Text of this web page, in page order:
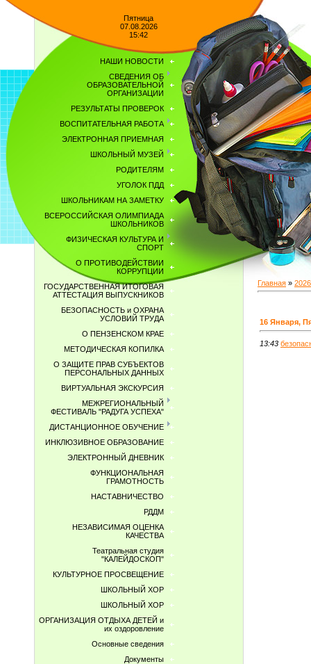
Пятница
07.08.2026
15:42
НАШИ НОВОСТИ
СВЕДЕНИЯ ОБ
ОБРАЗОВАТЕЛЬНОЙ
ОРГАНИЗАЦИИ
РЕЗУЛЬТАТЫ ПРОВЕРОК
ВОСПИТАТЕЛЬНАЯ РАБОТА
ЭЛЕКТРОННАЯ ПРИЕМНАЯ
ШКОЛЬНЫЙ МУЗЕЙ
РОДИТЕЛЯМ
УГОЛОК ПДД
ШКОЛЬНИКАМ НА ЗАМЕТКУ
ВСЕРОССИЙСКАЯ ОЛИМПИАДА
ШКОЛЬНИКОВ
ФИЗИЧЕСКАЯ КУЛЬТУРА И
СПОРТ
О ПРОТИВОДЕЙСТВИИ
КОРРУПЦИИ
ГОСУДАРСТВЕННАЯ ИТОГОВАЯ
АТТЕСТАЦИЯ ВЫПУСКНИКОВ
БЕЗОПАСНОСТЬ и ОХРАНА
УСЛОВИЙ ТРУДА
О ПЕНЗЕНСКОМ КРАЕ
МЕТОДИЧЕСКАЯ КОПИЛКА
О ЗАЩИТЕ ПРАВ СУБЪЕКТОВ
ПЕРСОНАЛЬНЫХ ДАННЫХ
ВИРТУАЛЬНАЯ ЭКСКУРСИЯ
МЕЖРЕГИОНАЛЬНЫЙ
ФЕСТИВАЛЬ "РАДУГА УСПЕХА"
ДИСТАНЦИОННОЕ ОБУЧЕНИЕ
ИНКЛЮЗИВНОЕ ОБРАЗОВАНИЕ
ЭЛЕКТРОННЫЙ ДНЕВНИК
ФУНКЦИОНАЛЬНАЯ
ГРАМОТНОСТЬ
НАСТАВНИЧЕСТВО
РДДМ
НЕЗАВИСИМАЯ ОЦЕНКА
КАЧЕСТВА
Театральная студия
"КАЛЕЙДОСКОП"
КУЛЬТУРНОЕ ПРОСВЕЩЕНИЕ
ШКОЛЬНЫЙ ХОР
ШКОЛЬНЫЙ ХОР
ОРГАНИЗАЦИЯ ОТДЫХА ДЕТЕЙ и
их оздоровление
Основные сведения
Документы
Главная » 2026
16 Января,
13:43